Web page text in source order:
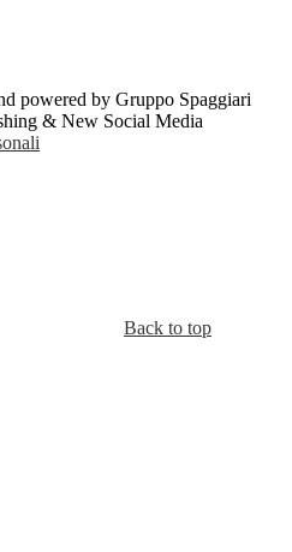
powered by Gruppo Spaggiari
& New Social Media
Back to top